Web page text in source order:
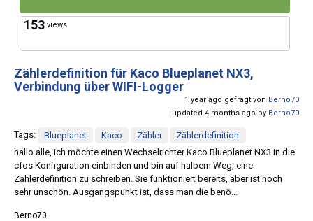
153 views
Zählerdefinition für Kaco Blueplanet NX3,
Verbindung über WIFI-Logger
1 year ago gefragt von Berno70
updated 4 months ago by Berno70
Tags: Blueplanet Kaco Zähler
Zählerdefinition
hallo alle, ich möchte einen Wechselrichter Kaco Blueplanet NX3 in die
cfos Konfiguration einbinden und bin auf halbem Weg, eine
Zählerdefinition zu schreiben. Sie funktioniert bereits, aber ist noch
sehr unschön. Ausgangspunkt ist, dass man die benö...
Berno70